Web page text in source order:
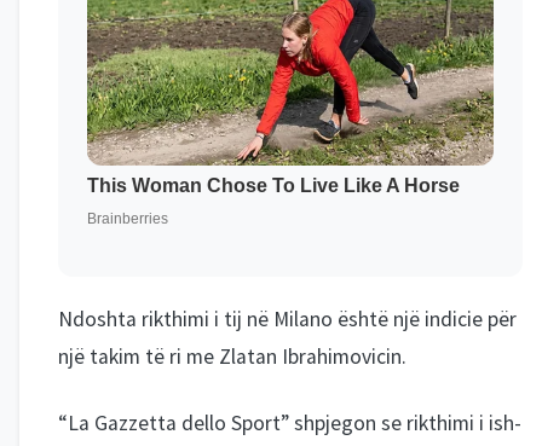
Ndoshta rikthimi i tij në Milano është një indicie për
një takim të ri me Zlatan Ibrahimovicin.
“La Gazzetta dello Sport” shpjegon se rikthimi i ish-